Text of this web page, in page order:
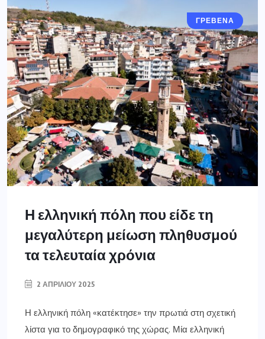
ΓΡΕΒΕΝΑ
Η ελληνική πόλη που είδε τη
μεγαλύτερη μείωση πληθυσμού
τα τελευταία χρόνια
2 ΑΠΡΙΛΊΟΥ 2025
Η ελληνική πόλη «κατέκτησε» την πρωτιά στη σχετική
λίστα για το δημογραφικό της χώρας. Μία ελληνική